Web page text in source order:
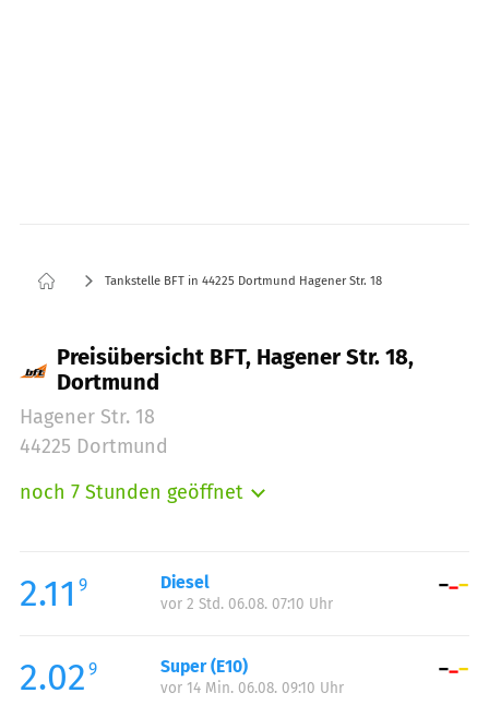
Tankstelle BFT in 44225 Dortmund Hagener Str. 18
Preisübersicht BFT, Hagener Str. 18,
Dortmund
Hagener Str. 18
44225 Dortmund
noch 7 Stunden geöffnet
Mittwoch:
08:00-19:00
Donnerstag:
Samstag:
08:00-19:00
Sonntag:
2.11 9 Diesel
vor 2 Std. 06.08. 07:10 Uhr
2.02 9 Super (E10)
vor 14 Min. 06.08. 09:10 Uhr